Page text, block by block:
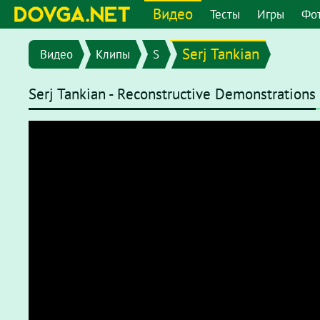
Видео Тесты Игры
Видео Клипы S Serj Tankian
Serj Tankian - Reconstructive Demonstrations